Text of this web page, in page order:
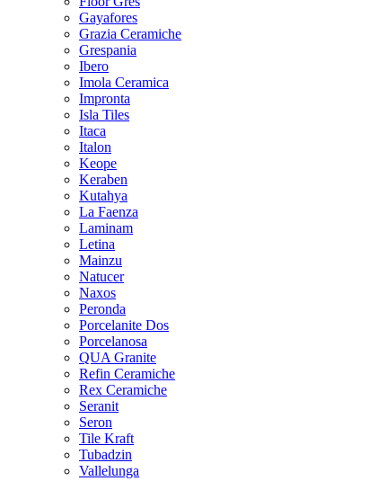
Gayafores
Grazia Ceramiche
Grespania
Ibero
Imola Ceramica
Impronta
Isla Tiles
Itaca
Italon
Keope
Keraben
Kutahya
La Faenza
Laminam
Letina
Mainzu
Natucer
Naxos
Peronda
Porcelanite Dos
Porcelanosa
QUA Granite
Refin Ceramiche
Rex Ceramiche
Seranit
Seron
Tile Kraft
Tubadzin
Vallelunga